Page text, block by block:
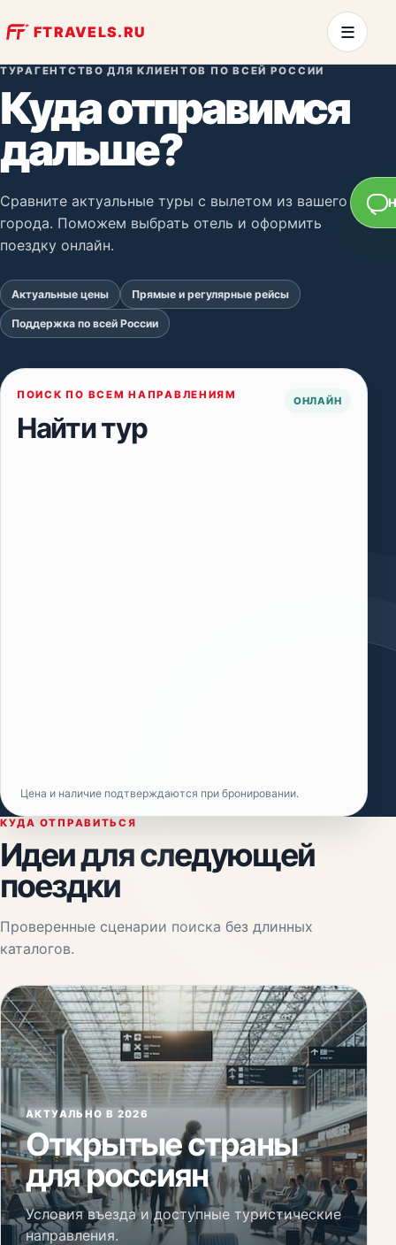
FTRAVELS.RU ≡
ТУРАГЕНТСТВО ДЛЯ КЛИЕНТОВ ПО ВСЕЙ РОССИИ
Куда отправимся
дальше?
Сравните актуальные туры с вылетом из вашего
города. Поможем выбрать отель и оформить
поездку онлайн.
Актуальные цены Прямые и регулярные рейсы
Поддержка по всей России
ПОИСК ПО ВСЕМ НАПРАВЛЕНИЯМ
Найти тур
ОНЛАЙН
Цена и наличие подтверждаются при бронировании.
КУДА ОТПРАВИТЬСЯ
Идеи для следующей
поездки
Проверенные сценарии поиска без длинных
каталогов.
АКТУАЛЬНО В 2026
Открытые страны
для россиян
Условия въезда и доступные туристические
направления.